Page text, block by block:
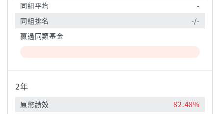
同組平均
-
同組排名
-/-
贏過同類基金
2年
原幣績效
82.48%